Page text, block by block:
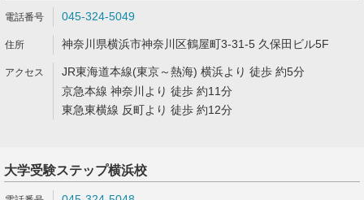
045-324-5049
神奈川県横浜市神奈川区鶴屋町3-31-5 久保田ビル5F
JR東海道本線(東京～熱海) 横浜より 徒歩 約5分
京急本線 神奈川より 徒歩 約11分
東急東横線 反町より 徒歩 約12分
大学受験ステップ横浜校